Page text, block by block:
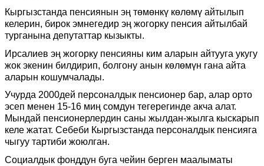
Кыргызстанда пенсиянын эң төмөнкү көлөмү айтылып
келерин, бирок эмнегедир эң жогорку пенсия айтылбай
турганына депутаттар кызыкты.
Ирсалиев эң жогорку пенсияны ким аларын айтууга укугу
жок экенин билдирип, болгону анын көлөмүн гана айта
аларын кошумчалады.
Учурда 2000дей персоналдык пенсионер бар, алар орто
эсеп менен 15-16 миң сомдун тегерегинде акча алат.
Мындай пенсионерлердин саны жылдан-жылга кыскарып
келе жатат. Себеби Кыргызстанда персоналдык пенсияга
чыгуу тартиби жоюлган.
Социалдык фонддун буга чейин берген маалыматы